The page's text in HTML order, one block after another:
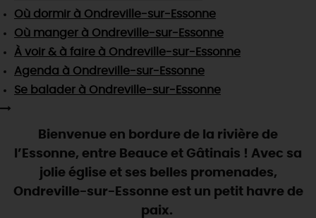
TOUTES LES ACTIVITÉS
Visitesgourmandeset créatives
Vins etvignobles
Chic, une aire de pique-nique
Par ici les guinguettes
Que rapporter du Loiret ?
TOUT L'ART DE VIVRE
Des vacances auprès des animaux 🐎
(re)Découvrir les coulisses de la Faïencerie de
Gien !
Expérimenter les parcours Baludik
Rendez-vous de la nature en 2026
Des sorties en famille dans le Loiret !
Programme des animations "Loiret au fil de l'eau"
2026
SE REPÉRER, SE DÉPLACER
INFOS &SERVICES
RÉSERVERMAINTENANT
Où dormir à Ondreville-sur-Essonne
Où manger à Ondreville-sur-Essonne
À voir & à faire à Ondreville-sur-Essonne
Agenda à Ondreville-sur-Essonne
Se balader à Ondreville-sur-Essonne
Bienvenue en bordure de la rivière de
l’Essonne, entre Beauce et Gâtinais ! Avec sa
jolie église et ses belles promenades,
Ondreville-sur-Essonne est un petit havre de
paix.